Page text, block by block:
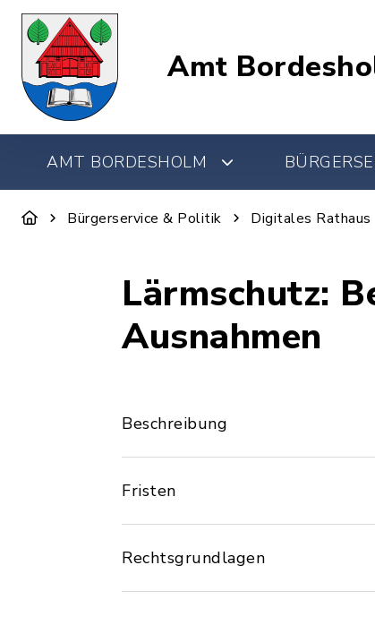
Amt
AMT BORDESHOLM
Bürgerservice & Politik Digitales Rathaus
Lärmschutz:
Ausnahmen
Beschreibung
Fristen
Rechtsgrundlagen